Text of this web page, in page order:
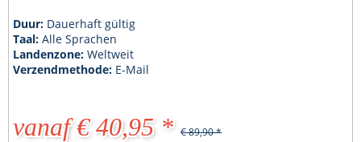
Duur: Dauerhaft gültig
Taal:Alle Sprachen
Landenzone:Weltweit
Verzendmethode: E-Mail
vanaf € 40,95 * € 89,90 *